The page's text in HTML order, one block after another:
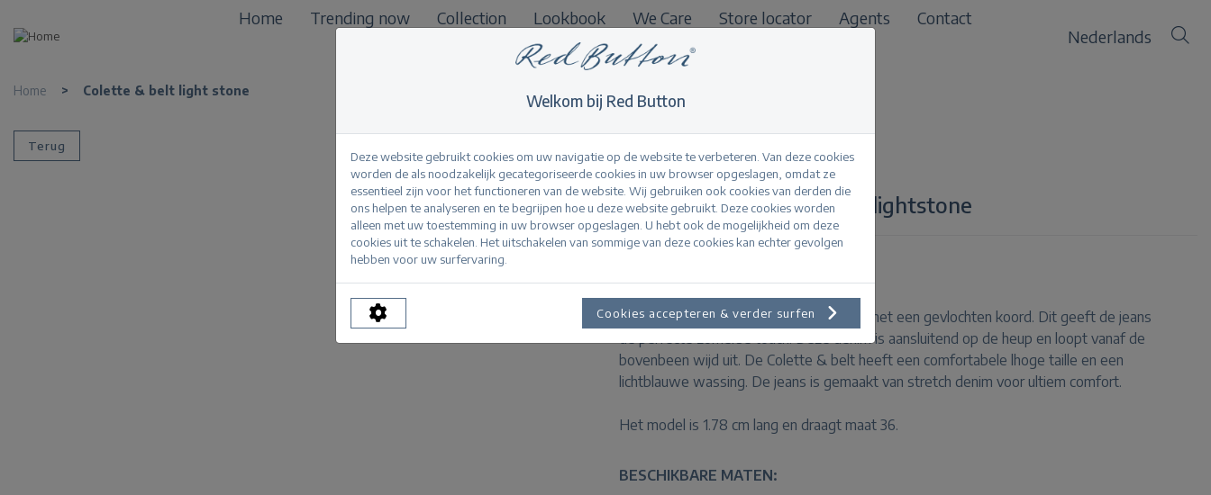
Home Trending now Collection Lookbook We Care Store locator Agents
Contact
B2B
Nederlands
Home > Colette & belt light stone
Terug
Colette & belt light stone lightstone
De Colette & belt is een wide leg jeans met een gevlochten koord. Dit geeft de jeans
de perfecte zomerse touch. Deze denim is aansluitend op de heup en loopt vanaf de
bovenbeen wijd uit. De Colette & belt heeft een comfortabele lhoge taille en een
lichtblauwe wassing. De jeans is gemaakt van stretch denim voor ultiem comfort.
Het model is 1.78 cm lang en draagt maat 36.
BESCHIKBARE MATEN:
Welkom bij Red Button
Deze website gebruikt cookies om uw navigatie op de website te verbeteren. Van deze cookies
worden de als noodzakelijk gecategoriseerde cookies in uw browser opgeslagen, omdat ze
essentieel zijn voor het functioneren van de website. Wij gebruiken ook cookies van derden die
ons helpen te analyseren en te begrijpen hoe u deze website gebruikt. Deze cookies worden
alleen met uw toestemming in uw browser opgeslagen. U hebt ook de mogelijkheid om deze
cookies uit te schakelen. Het uitschakelen van sommige van deze cookies kan echter gevolgen
hebben voor uw surfervaring.
Cookies accepteren & verder surfen